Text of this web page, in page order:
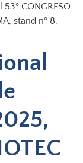
CONGRESO
stand nº 8.